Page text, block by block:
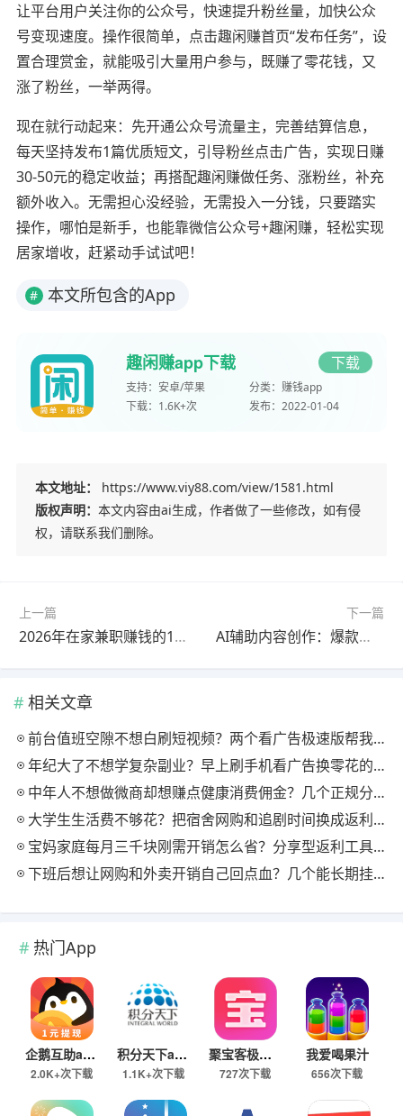
让平台用户关注你的公众号，快速提升粉丝量，加快公众
号变现速度。操作很简单，点击趣闲赚首页“发布任务”，设
置合理赏金，就能吸引大量用户参与，既赚了零花钱，又
涨了粉丝，一举两得。
现在就行动起来：先开通公众号流量主，完善结算信息，
每天坚持发布1篇优质短文，引导粉丝点击广告，实现日赚
30-50元的稳定收益；再搭配趣闲赚做任务、涨粉丝，补充
额外收入。无需担心没经验，无需投入一分钱，只要踏实
操作，哪怕是新手，也能靠微信公众号+趣闲赚，轻松实现
居家增收，赶紧动手试试吧！
# 本文所包含的App
趣闲赚app下载 下载
支持： 安卓/苹果 分类： 赚钱app
下载： 1.6K+次 发布： 2022-01-04
本文地址：
https://www.viy88.com/view/1581.html
版权声明： 本文内容由ai生成，作者做了一些修改，如有侵
权，请联系我们删除。
上一篇
2026年在家兼职赚钱的10个可靠方法：日入300+实操攻略
下一篇
AI辅助内容创作：爆款中视频打造，日赚300+的被动收益
相关文章
前台值班空隙不想白刷短视频？两个看广告极速版帮我月回血三百块
年纪大了不想学复杂副业？早上刷手机看广告换零花的两个极速版用法
中年人不想做微商却想赚点健康消费佣金？几个正规分享式返利平台排位
大学生生活费不够花？把宿舍网购和追剧时间换成返利零钱的方法
宝妈家庭每月三千块刚需开销怎么省？分享型返利工具这样搭最舒服
下班后想让网购和外卖开销自己回点血？几个能长期挂机的返利入口实测
热门App
企鹅互助app
2.0K+次下载
积分天下app
1.1K+次下载
聚宝客极速版
727次下载
我爱喝果汁
656次下载